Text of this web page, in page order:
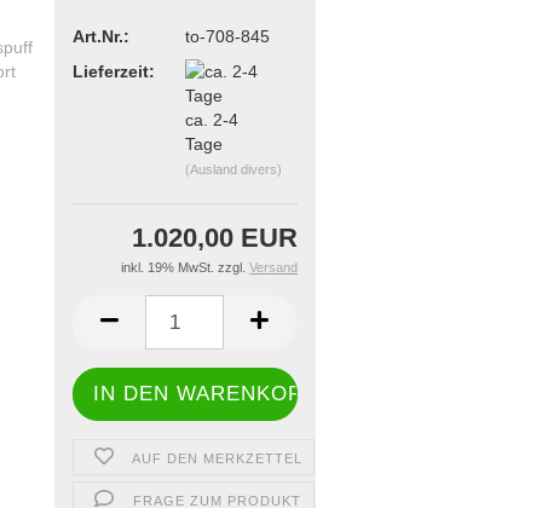
Art.Nr.:
to-708-845
Lieferzeit:
ca. 2-4
Tage
(Ausland divers)
1.020,00 EUR
inkl. 19% MwSt. zzgl. Versand
AUF DEN MERKZETTEL
FRAGE ZUM PRODUKT